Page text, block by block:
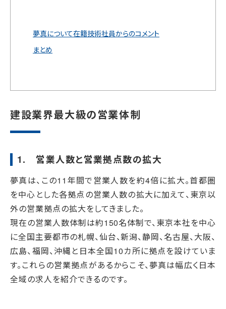
夢真について在籍技術社員からのコメント
まとめ
建設業界最大級の営業体制
1. 営業人数と営業拠点数の拡大
夢真は、この11年間で営業人数を約4倍に拡大。首都圏
を中心とした各拠点の営業人数の拡大に加えて、東京以
外の営業拠点の拡大をしてきました。
現在の営業人数体制は約150名体制で、東京本社を中心
に全国主要都市の札幌、仙台、新潟、静岡、名古屋、大阪、
広島、福岡、沖縄と日本全国10カ所に拠点を設けていま
す。これらの営業拠点があるからこそ、夢真は幅広く日本
全域の求人を紹介できるのです。